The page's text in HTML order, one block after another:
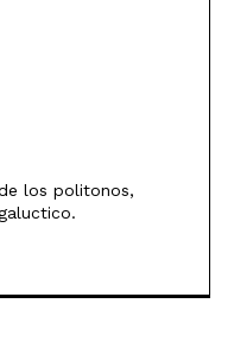
los politonos,